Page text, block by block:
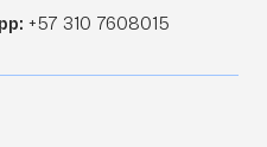
+57 310 7608015